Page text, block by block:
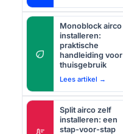
eco
Monoblock airco
installeren:
praktische
handleiding voor
thuisgebruik
Lees artikel →
Split airco zelf
installeren: een
stap-voor-stap